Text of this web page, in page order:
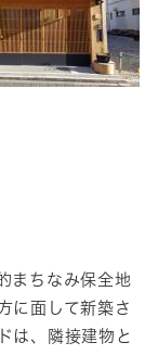
まちなみ保全地
に面して新築さ
は、隣接建物と